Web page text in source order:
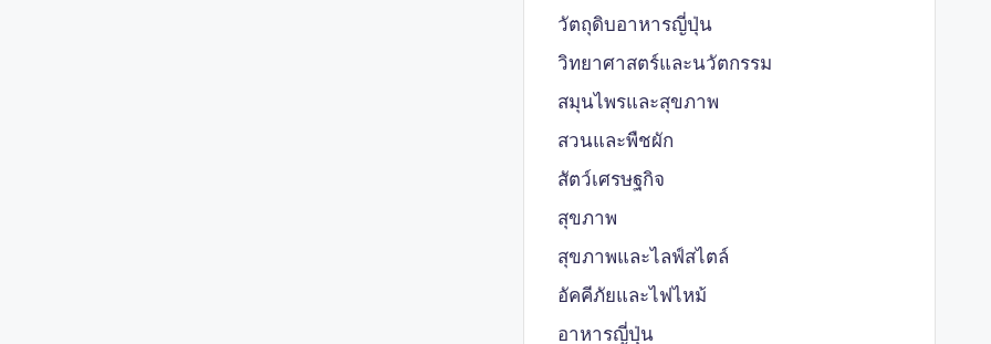
วัตถุดิบอาหารญี่ปุ่น
วิทยาศาสตร์และนวัตกรรม
สมุนไพรและสุขภาพ
สวนและพืชผัก
สัตว์เศรษฐกิจ
สุขภาพ
สุขภาพและไลฟ์สไตล์
อัคคีภัยและไฟไหม้
อาหารญี่ปุ่น